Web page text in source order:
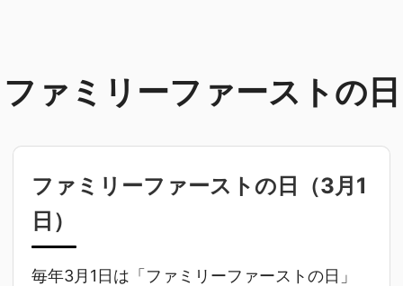
ファミリーファーストの日
ファミリーファーストの日（3月1
日 ）
毎年3月1日は「ファミリーファーストの日」